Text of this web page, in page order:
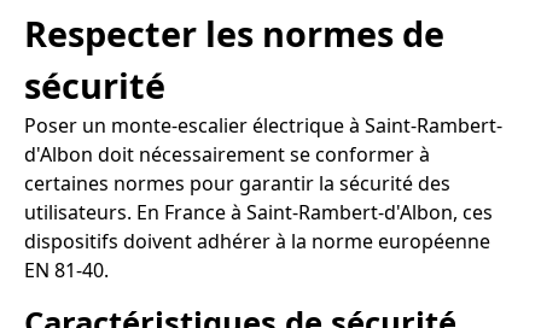
Respecter les normes de
sécurité
Poser un monte-escalier électrique à Saint-Rambert-
d'Albon doit nécessairement se conformer à
certaines normes pour garantir la sécurité des
utilisateurs. En France à Saint-Rambert-d'Albon, ces
dispositifs doivent adhérer à la norme européenne
EN 81-40.